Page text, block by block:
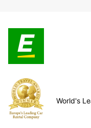
World's